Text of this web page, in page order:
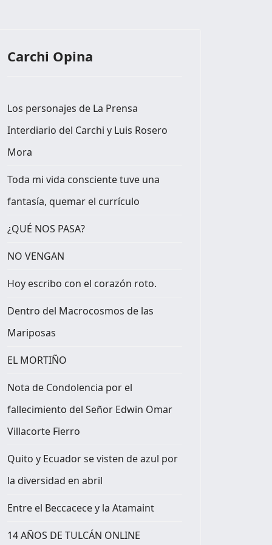
Carchi Opina
Los personajes de La Prensa
Interdiario del Carchi y Luis Rosero
Mora
Toda mi vida consciente tuve una
fantasía, quemar el currículo
¿QUÉ NOS PASA?
NO VENGAN
Hoy escribo con el corazón roto.
Dentro del Macrocosmos de las
Mariposas
EL MORTIÑO
Nota de Condolencia por el
fallecimiento del Señor Edwin Omar
Villacorte Fierro
Quito y Ecuador se visten de azul por
la diversidad en abril
Entre el Beccacece y la Atamaint
14 AÑOS DE TULCÁN ONLINE